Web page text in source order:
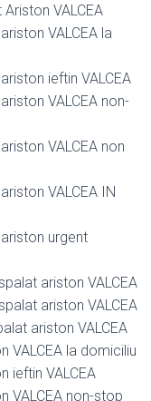
VALCEA
VALCEA la
ieftin VALCEA
VALCEA non-
VALCEA non
VALCEA IN
urgent
ariston VALCEA
ariston VALCEA
ariston VALCEA
VALCEA la domiciliu
ieftin VALCEA
VALCEA non-stop